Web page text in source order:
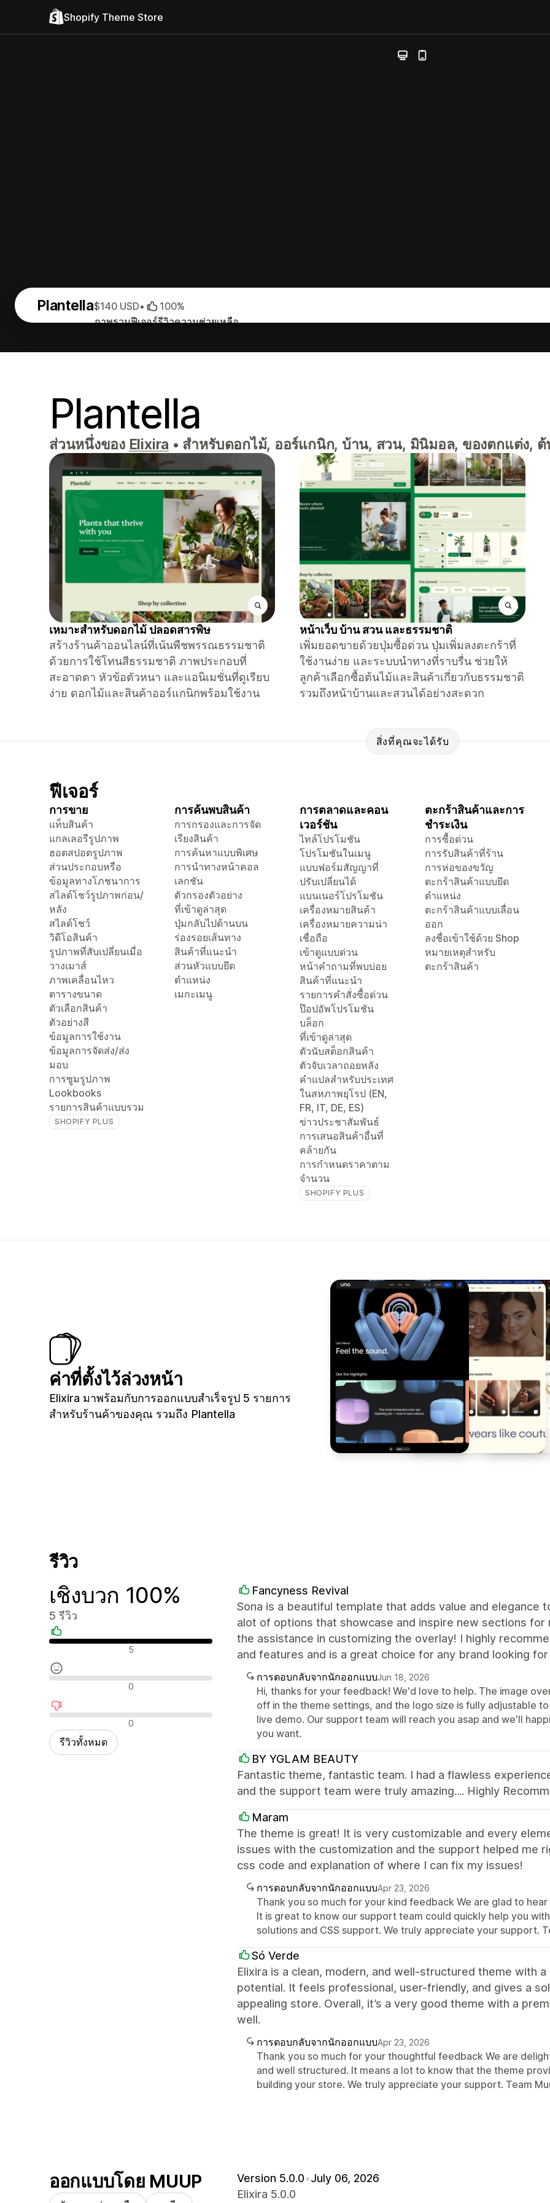
Shopify Theme Store
Plantella
ภาพรวมฟีเจอร์รีวิวความช่วยเหลือ
$140 USD• 100%
Plantella
ส่วนหนึ่งของ Elixira • สำหรับดอกไม้, ออร์แกนิก, บ้าน, สวน, มินิมอล, ของตกแต่ง,
เหมาะสำหรับดอกไม้ ปลอดสารพิษ
สร้างร้านค้าออนไลน์ที่เน้นพืชพรรณธรรมชาติ
ด้วยการใช้โทนสีธรรมชาติ ภาพประกอบที่
สะอาดตา หัวข้อตัวหนา และแอนิเมชั่นที่ดูเรียบ
ง่าย ดอกไม้และสินค้าออร์แกนิกพร้อมใช้งาน
หน้าเว็บ บ้าน สวน และธรรมชาติ
เพิ่มยอดขายด้วยปุ่มซื้อด่วน ปุ่มเพิ่มลงตะกร้าที่
ใช้งานง่าย และระบบนำทางที่ราบรื่น ช่วยให้
ลูกค้าเลือกซื้อต้นไม้และสินค้าเกี่ยวกับธรรมชาติ
รวมถึงหน้าบ้านและสวนได้อย่างสะดวก
สิ่งที่คุณจะได้รับ
ฟีเจอร์
การขาย
แท็บสินค้า
แกลเลอรีรูปภาพ
ฮอตสปอตรูปภาพ
ส่วนประกอบหรือ
ข้อมูลทางโภชนาการ
สไลด์โชว์รูปภาพก่อน/
หลัง
สไลด์โชว์
วิดีโอสินค้า
รูปภาพที่สับเปลี่ยนเมื่อ
วางเมาส์
ภาพเคลื่อนไหว
ตารางขนาด
ตัวเลือกสินค้า
ตัวอย่างสี
ข้อมูลการใช้งาน
ข้อมูลการจัดส่ง/ส่ง
มอบ
การซูมรูปภาพ
Lookbooks
รายการสินค้าแบบรวม
SHOPIFY PLUS
การค้นพบสินค้า
การกรองและการจัด
เรียงสินค้า
การค้นหาแบบพิเศษ
การนำทางหน้าคอล
เลกชัน
ตัวกรองตัวอย่าง
ที่เข้าดูล่าสุด
ปุ่มกลับไปด้านบน
ร่องรอยเส้นทาง
สินค้าที่แนะนำ
ส่วนหัวแบบยึด
ตำแหน่ง
เมกะเมนู
การตลาดและคอน
เวอร์ชัน
ไทล์โปรโมชัน
โปรโมชันในเมนู
แบบฟอร์มสัญญาที่
ปรับเปลี่ยนได้
แบนเนอร์โปรโมชัน
เครื่องหมายสินค้า
เครื่องหมายความน่า
เชื่อถือ
เข้าดูแบบด่วน
หน้าคำถามที่พบบ่อย
สินค้าที่แนะนำ
รายการคำสั่งซื้อด่วน
ป๊อปอัพโปรโมชัน
บล็อก
ที่เข้าดูล่าสุด
ตัวนับสต็อกสินค้า
ตัวจับเวลาถอยหลัง
คำแปลสำหรับประเทศ
ในสหภาพยุโรป (EN,
FR, IT, DE, ES)
ข่าวประชาสัมพันธ์
การเสนอสินค้าอื่นที่
คล้ายกัน
การกำหนดราคาตาม
จำนวน
SHOPIFY PLUS
ตะกร้าสินค้าและการ
ชำระเงิน
การซื้อด่วน
การรับสินค้าที่ร้าน
การห่อของขวัญ
ตะกร้าสินค้าแบบยึด
ตำแหน่ง
ตะกร้าสินค้าแบบเลื่อน
ออก
ลงชื่อเข้าใช้ด้วย Shop
หมายเหตุสำหรับ
ตะกร้าสินค้า
ค่าที่ตั้งไว้ล่วงหน้า
Elixira มาพร้อมกับการออกแบบสำเร็จรูป 5 รายการ
สำหรับร้านค้าของคุณ รวมถึง Plantella
รีวิว
เชิงบวก 100%
5 รีวิว
รีวิวเชิงบวก 5
รีวิวที่เป็นกลาง 0
รีวิวเชิงลบ 0
รีวิวทั้งหมด
Fancyness Revival
Sona is a beautiful template that adds value and elegance
alot of options that showcase and inspire new sections
the assistance in customizing the overlay! I highly
and features and is a great choice for any brand looking
การตอบกลับจากนักออกแบบJun 18, 2026
Hi, thanks for your feedback! We'd love to help. The image
off in the theme settings, and the logo size is fully adjustable
live demo. Our support team will reach you asap and we'll
you want.
BY YGLAM BEAUTY
Fantastic theme, fantastic team. I had a flawless
and the support team were truly amazing.... Highly
Maram
The theme is great! It is very customizable and every
issues with the customization and the support helped me
css code and explanation of where I can fix my issues!
การตอบกลับจากนักออกแบบApr 23, 2026
Thank you so much for your kind feedback We are glad to
It is great to know our support team could quickly help you
solutions and CSS support. We truly appreciate your support.
Só Verde
Elixira is a clean, modern, and well-structured theme with
potential. It feels professional, user-friendly, and gives a
appealing store. Overall, it’s a very good theme with a
well.
การตอบกลับจากนักออกแบบApr 23, 2026
Thank you so much for your thoughtful feedback We are
and well structured. It means a lot to know that the theme
building your store. We truly appreciate your support. Team
ออกแบบโดย MUUP Version 5.0.0•July 06, 2026
Elixira 5.0.0